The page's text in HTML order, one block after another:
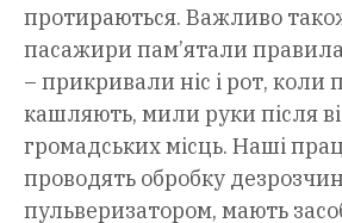
протираються. Важливо
пасажири пам’ятали
– прикривали ніс і рот, коли
кашляють, мили руки після
громадських місць. Наші
проводять обробку
пульверизатором, мають